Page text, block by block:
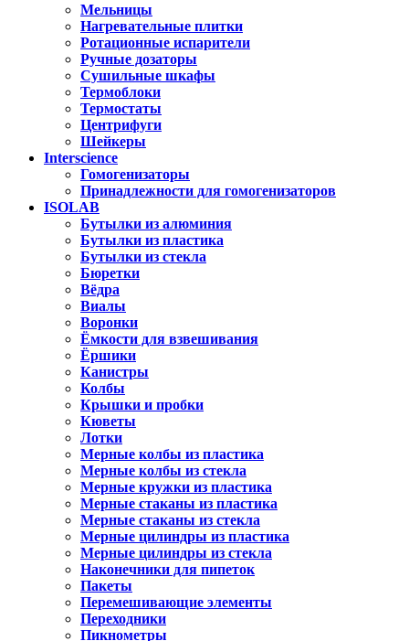
Мельницы
Нагревательные плитки
Ротационные испарители
Ручные дозаторы
Сушильные шкафы
Термоблоки
Термостаты
Центрифуги
Шейкеры
Interscience
Гомогенизаторы
Принадлежности для гомогенизаторов
ISOLAB
Бутылки из алюминия
Бутылки из пластика
Бутылки из стекла
Бюретки
Вёдра
Виалы
Воронки
Ёмкости для взвешивания
Ёршики
Канистры
Колбы
Крышки и пробки
Кюветы
Лотки
Мерные колбы из пластика
Мерные колбы из стекла
Мерные кружки из пластика
Мерные стаканы из пластика
Мерные стаканы из стекла
Мерные цилиндры из пластика
Мерные цилиндры из стекла
Наконечники для пипеток
Пакеты
Перемешивающие элементы
Переходники
Пикнометры